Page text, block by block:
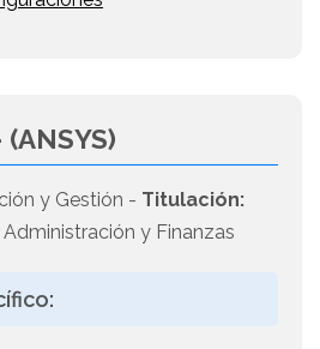
(ANSYS)
y Gestión - Titulación:
y Finanzas